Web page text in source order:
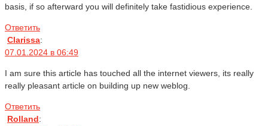
basis, if so afterward you will definitely take fastidious experience.
Ответить
Clarissa:
07.01.2024 в 06:49
I am sure this article has touched all the internet viewers, its really
really pleasant article on building up new weblog.
Ответить
Rolland: